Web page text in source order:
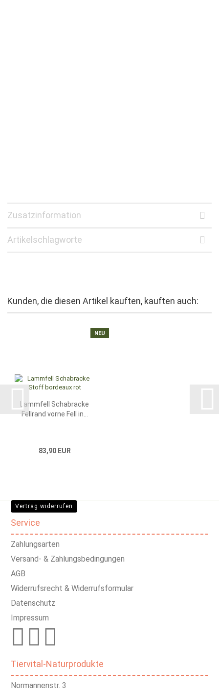
Zusatzinformation
Artikelschlagworte
Kunden, die diesen Artikel kauften, kauften auch:
NEU
Lammfell Schabracke
Fellrand vorne Fell in...
83,90 EUR
Vertrag widerrufen
Service
Zahlungsarten
Versand- & Zahlungsbedingungen
AGB
Widerrufsrecht & Widerrufsformular
Datenschutz
Impressum
Tiervital-Naturprodukte
Normannenstr. 3